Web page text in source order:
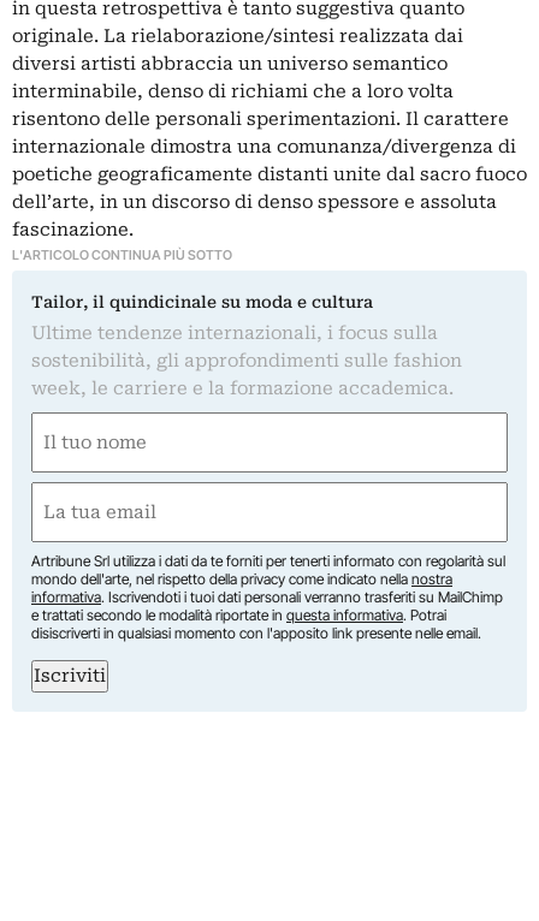
in questa retrospettiva è tanto suggestiva quanto
originale. La rielaborazione/sintesi realizzata dai
diversi artisti abbraccia un universo semantico
interminabile, denso di richiami che a loro volta
risentono delle personali sperimentazioni. Il carattere
internazionale dimostra una comunanza/divergenza di
poetiche geograficamente distanti unite dal sacro fuoco
dell’arte, in un discorso di denso spessore e assoluta
fascinazione.
L'ARTICOLO CONTINUA PIÙ SOTTO
Tailor, il quindicinale su moda e cultura
Ultime tendenze internazionali, i focus sulla
sostenibilità, gli approfondimenti sulle fashion
week, le carriere e la formazione accademica.
(Required)
First
(Required)
Artribune Srl utilizza i dati da te forniti per tenerti informato con regolarità sul
mondo dell'arte, nel rispetto della privacy come indicato nella nostra
informativa. Iscrivendoti i tuoi dati personali verranno trasferiti su MailChimp
e trattati secondo le modalità riportate in questa informativa. Potrai
disiscriverti in qualsiasi momento con l'apposito link presente nelle email.
Iscriviti